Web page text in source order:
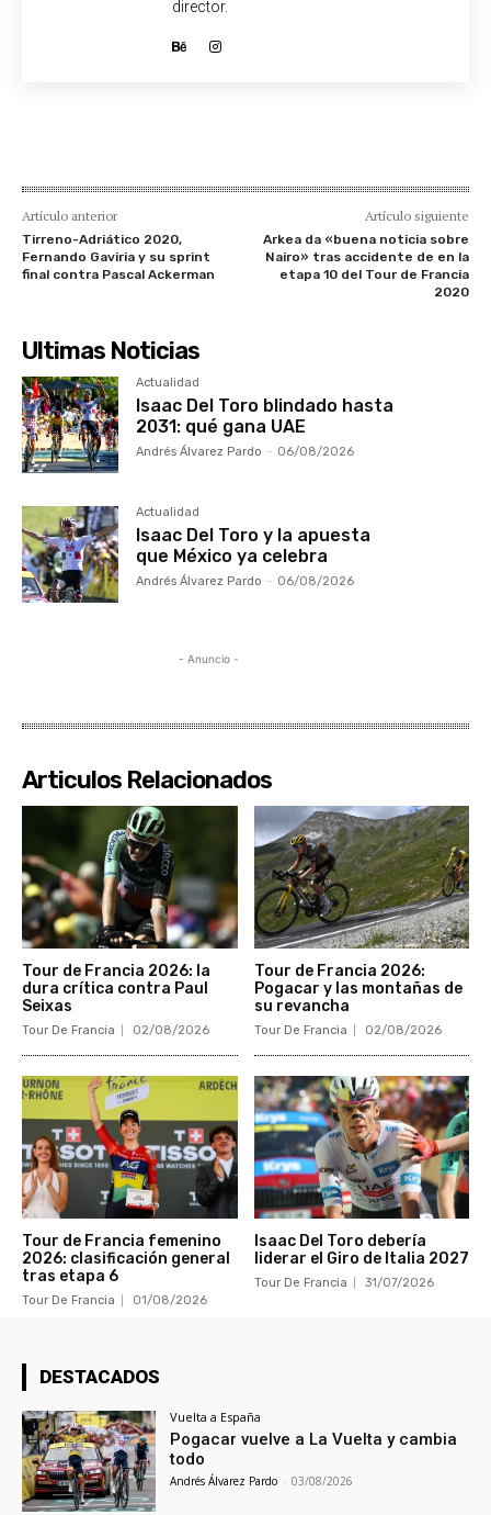
director.
Artículo anterior
Tirreno-Adriático 2020,
Fernando Gaviria y su sprint
final contra Pascal Ackerman
Artículo siguiente
Arkea da «buena noticia sobre
Nairo» tras accidente de en la
etapa 10 del Tour de Francia
2020
Ultimas Noticias
Actualidad
Isaac Del Toro blindado hasta
2031: qué gana UAE
Andrés Álvarez Pardo - 06/08/2026
Actualidad
Isaac Del Toro y la apuesta
que México ya celebra
Andrés Álvarez Pardo - 06/08/2026
- Anuncio -
Articulos Relacionados
Tour de Francia 2026: la
dura crítica contra Paul
Seixas
Tour De Francia 02/08/2026
Tour de Francia 2026:
Pogacar y las montañas de
su revancha
Tour De Francia 02/08/2026
Tour de Francia femenino
2026: clasificación general
tras etapa 6
Tour De Francia 01/08/2026
Isaac Del Toro debería
liderar el Giro de Italia 2027
Tour De Francia 31/07/2026
DESTACADOS
Vuelta a España
Pogacar vuelve a La Vuelta y cambia
todo
Andrés Álvarez Pardo - 03/08/2026